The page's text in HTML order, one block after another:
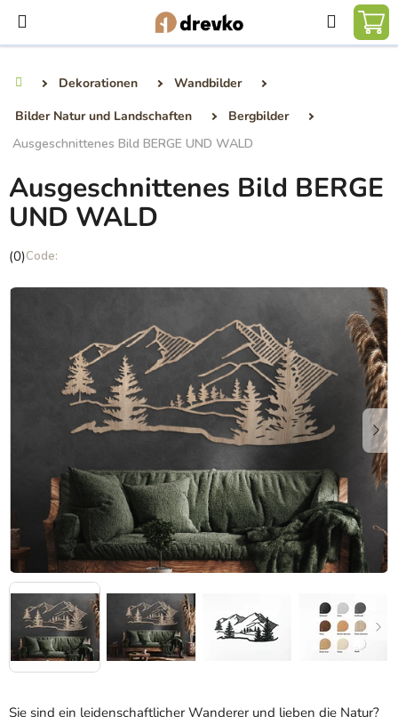
Inhalt
springen
Suchen
Dekorationen
Wandbilder
Bilder Natur und Landschaften
Bergbilder
Ausgeschnittenes Bild BERGE UND WALD
Sie sind ein leidenschaftlicher Wanderer und lieben die Natur?
Ausgeschnittenes Bild BERGE
UND WALD
Die
Produktbewertung
(0)